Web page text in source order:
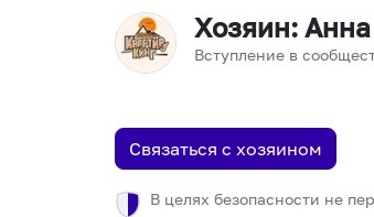
Хозяин: Анна
Вступление в
Связаться с хозяином
В целях безопасности не